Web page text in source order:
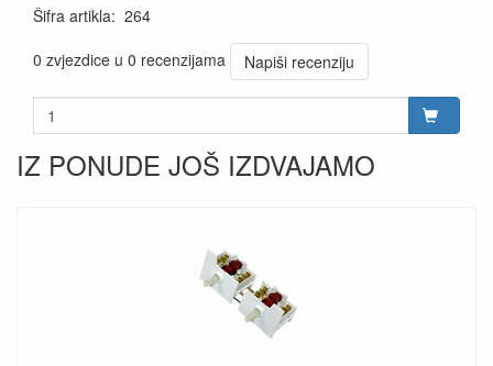
Šifra artikla: 264
0 zvjezdice u 0 recenzijama
Napiši recenziju
IZ PONUDE JOŠ IZDVAJAMO